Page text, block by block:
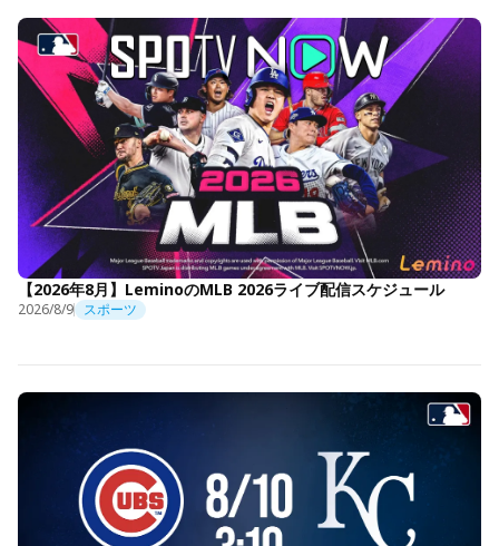
【2026年8月】LeminoのMLB 2026ライブ配信スケジュール
2026/8/9 スポーツ